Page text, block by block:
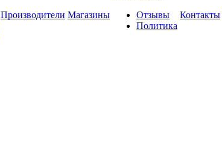
Производители Магазины
Отзывы
Политика
Контакты